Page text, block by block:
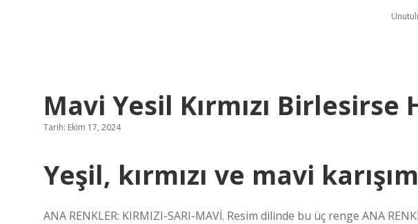
Mavi Yesil Kırmızı
Tarih: Ekim 17, 2024
Yeşil, kırmızı ve mavi
ANA RENKLER: KIRMIZI-SARI-MAVİ. Resim dilinde bu üç renge ANA